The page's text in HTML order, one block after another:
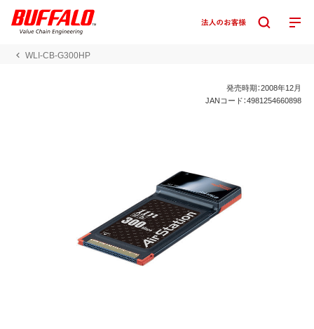
WLI-CB-G300HP
発売時期：2008年12月
JANコード：4981254660898